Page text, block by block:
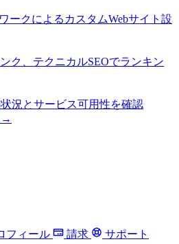
ークによるカスタムWebサイト設
ク、テクニカルSEOでランキン
況とサービス可用性を確認
→
フィール 請求 サポート